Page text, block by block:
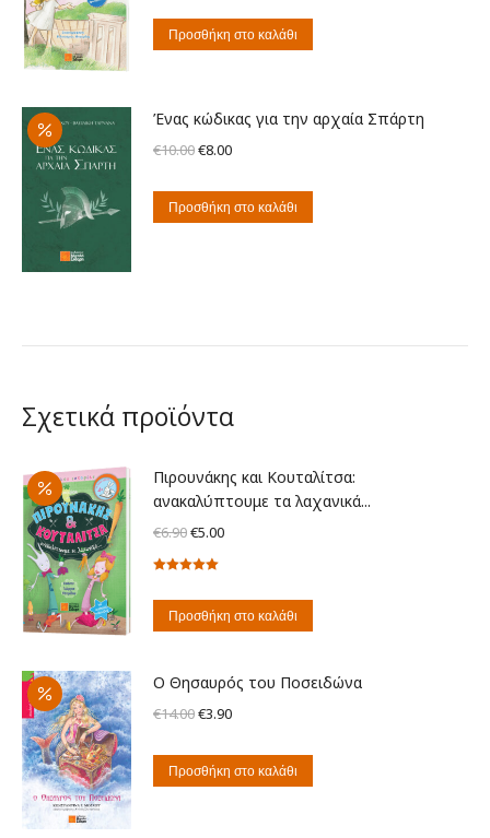
€6.90.είναι:
με5.00από
Προσθήκη στο καλάθι
Ένας κώδικας για την αρχαία Σπάρτη
€10.00Original
was:
€8.00Η
τιμή
Προσθήκη στο καλάθι
Σχετικά προϊόντα
Πιρουνάκης και Κουταλίτσα:
ανακαλύπτουμε τα λαχανικά...
€6.90Original
price
€6.90.
€5.00Η
είναι:
Προσθήκη στο καλάθι
Ο Θησαυρός του Ποσειδώνα
€14.00Original
was:
€3.90Η
τιμή
Προσθήκη στο καλάθι